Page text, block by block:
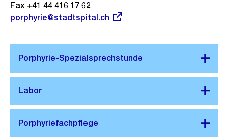
Link:
Fax +41 44 416 17 62
Externer
porphyrie@stadtspital.ch